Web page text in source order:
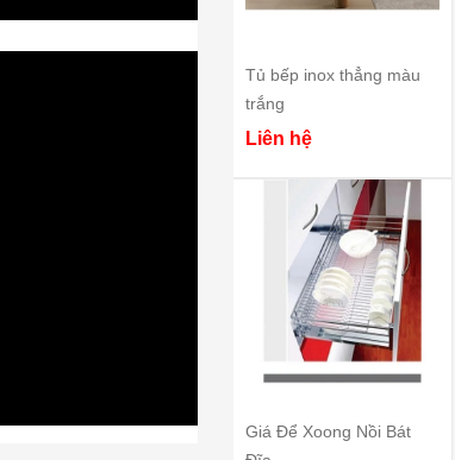
Tủ bếp inox thẳng màu
trắng
Liên hệ
Giá Để Xoong Nồi Bát